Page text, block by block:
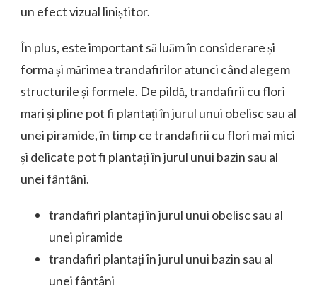
un efect vizual liniștitor.
În plus, este important să luăm în considerare și
forma și mărimea trandafirilor atunci când alegem
structurile și formele. De pildă, trandafirii cu flori
mari și pline pot fi plantați în jurul unui obelisc sau al
unei piramide, în timp ce trandafirii cu flori mai mici
și delicate pot fi plantați în jurul unui bazin sau al
unei fântâni.
trandafiri plantați în jurul unui obelisc sau al
unei piramide
trandafiri plantați în jurul unui bazin sau al
unei fântâni